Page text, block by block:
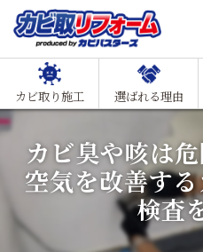
カビ取り施工 選ばれる理由
カビ臭や咳は
空気を改善す
検査